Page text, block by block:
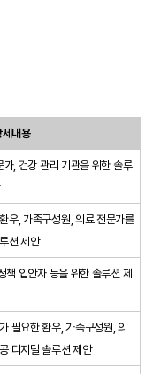
세내용
, 건강 관리 기관을 위한 솔루
우, 가족구성원, 의료 전문가를
션 제안
책 입안자 등을 위한 솔루션 제
필요한 환우, 가족구성원, 의
디지털 솔루션 제안